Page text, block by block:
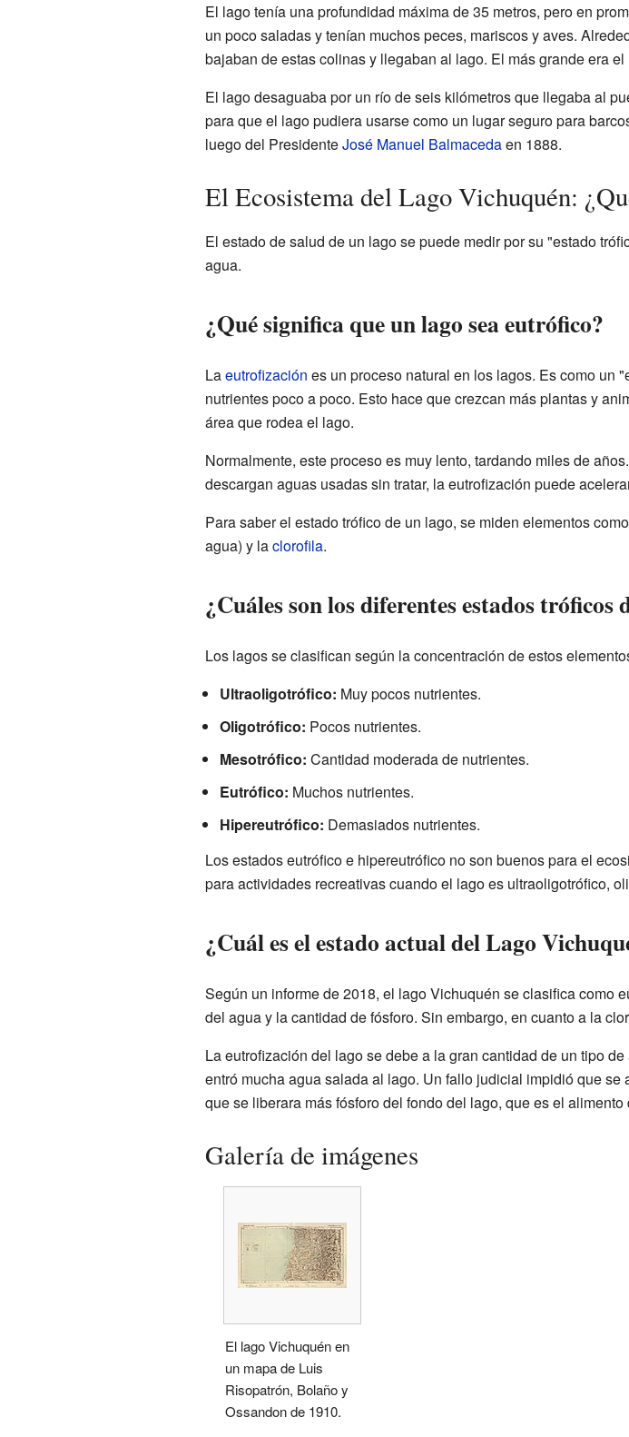
El lago tenía una profundidad máxima de 35 metros, pero en
un poco saladas y tenían muchos peces, mariscos y aves.
bajaban de estas colinas y llegaban al lago. El más grande era
El lago desaguaba por un río de seis kilómetros que llegaba al
para que el lago pudiera usarse como un lugar seguro para
luego del PresidenteJosé Manuel Balmacedaen 1888.
El Ecosistema del Lago Vichuquén:
El estado de salud de un lago se puede medir por su "estado
agua.
¿Qué significa que un lago sea eutrófico?
Laeutrofización es un proceso natural en los lagos. Es como un
nutrientes poco a poco. Esto hace que crezcan más plantas y
área que rodea el lago.
Normalmente, este proceso es muy lento, tardando miles de
descargan aguas usadas sin tratar, la eutrofización puede
Para saber el estado trófico de un lago, se miden elementos
agua) y laclorofila.
¿Cuáles son los diferentes estados tróficos
Los lagos se clasifican según la concentración de estos
Ultraoligotrófico: Muy pocos nutrientes.
Oligotrófico: Pocos nutrientes.
Mesotrófico: Cantidad moderada de nutrientes.
Eutrófico: Muchos nutrientes.
Hipereutrófico: Demasiados nutrientes.
Los estados eutrófico e hipereutrófico no son buenos para el
para actividades recreativas cuando el lago es ultraoligotrófico,
¿Cuál es el estado actual del Lago
Según un informe de 2018, el lago Vichuquén se clasifica como
del agua y la cantidad de fósforo. Sin embargo, en cuanto a la
La eutrofización del lago se debe a la gran cantidad de un tipo
entró mucha agua salada al lago. Un fallo judicial impidió que
que se liberara más fósforo del fondo del lago, que es el alimento
Galería de imágenes
El lago Vichuquén en
un mapa de Luis
Risopatrón, Bolaño y
Ossandon de 1910.